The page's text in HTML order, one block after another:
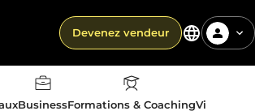
Devenez vendeur
BusinessFormations & CoachingVie